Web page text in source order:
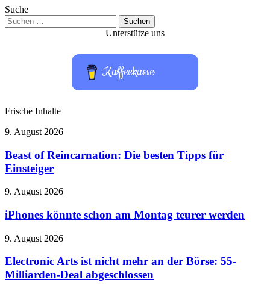
Suche
Suchen
nach:
Unterstütze uns
Kaffeekasse
Frische Inhalte
Beast
Reincarnation:
Die
besten
für
9. August 2026
Beast of Reincarnation: Die besten Tipps für
Einsteiger
iPhones
schon
am
Montag
teurer
werden
9. August 2026
iPhones könnte schon am Montag teurer werden
Electronic
ist
nicht
mehr
9. August 2026
Electronic Arts ist nicht mehr an der Börse: 55-
Milliarden-Deal abgeschlossen